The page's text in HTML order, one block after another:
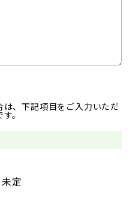
、下記項目をご入力いただ
。
未定